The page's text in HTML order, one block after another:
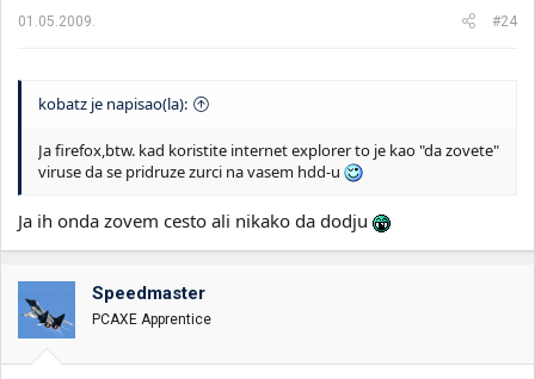
01.05.2009. #24
kobatz je napisao(la):
Ja firefox,btw. kad koristite internet explorer to je kao "da zovete"
viruse da se pridruze zurci na vasem hdd-u
Ja ih onda zovem cesto ali nikako da dodju
Speedmaster
PCAXE Apprentice